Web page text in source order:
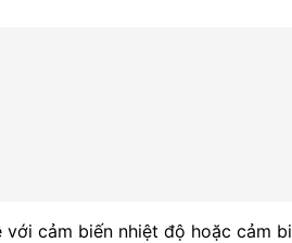
cảm biến nhiệt độ hoặc cảm